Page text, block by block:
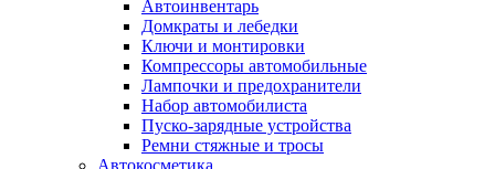
Автоинвентарь
Домкраты и лебедки
Ключи и монтировки
Компрессоры автомобильные
Лампочки и предохранители
Набор автомобилиста
Пуско-зарядные устройства
Ремни стяжные и тросы
Автокосметика